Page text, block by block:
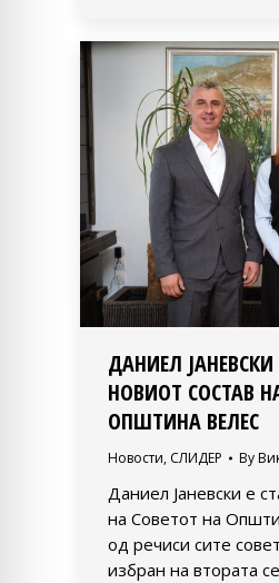
ДАНИЕЛ
НОВИОТ СОСТАВ
ОПШТИНА ВЕЛЕС
Новости, СЛИДЕР By
Даниел Јаневски е
на Советот на
од речиси сите
избран на втората